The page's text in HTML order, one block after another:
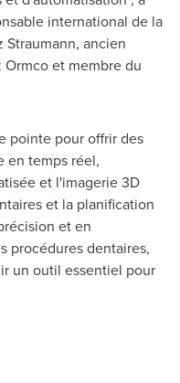
international de la
ancien
et membre du
pointe pour offrir des
en temps réel,
et l'imagerie 3D
et la planification
et en
procédures dentaires,
un outil essentiel pour